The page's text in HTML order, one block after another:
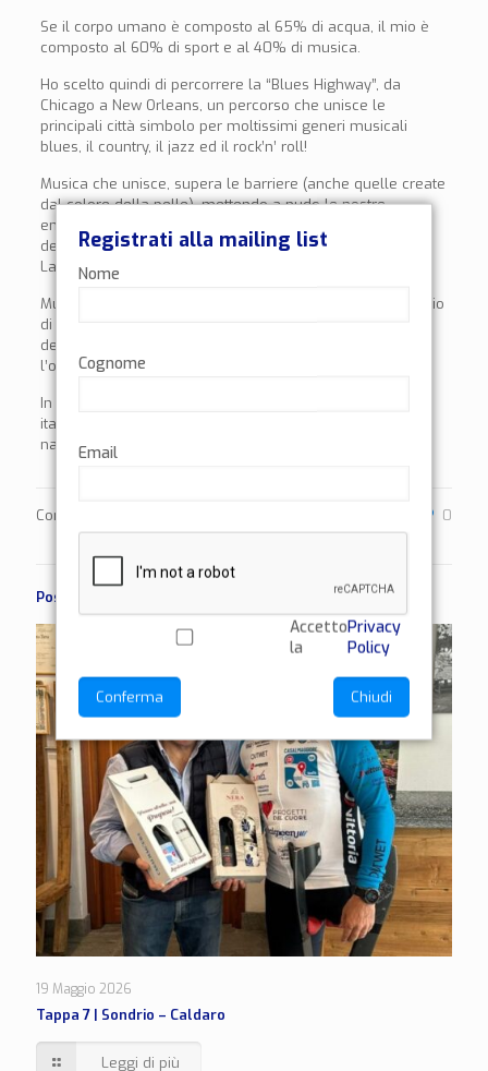
Se il corpo umano è composto al 65% di acqua, il mio è
composto al 60% di sport e al 40% di musica.
Ho scelto quindi di percorrere la “Blues Highway”, da
Chicago a New Orleans, un percorso che unisce le
principali città simbolo per moltissimi generi musicali
blues, il country, il jazz ed il rock’n’ roll!
Musica che unisce, supera le barriere (anche quelle create
dal colore della pelle), mettendo a nudo le nostre
emozioni più profonde e che ha unito le varie anime
dell’America: Anglosassoni, Immigrati, Afroamericani,
Latinos….
Musica che parla di tristezza, amore, solitudine e desiderio
di libertà, musica che rappresenta i volti più attraenti
dell’America: i suoi miti, il viaggio on the road,
l’opportunità!
In questo percorso voglio incontrare musicisti locali ed
italiani, come testimoni di quel rinnovamento musicale
nato e cresciuto lungo la Via che percorrerò.
Condividi 0
Post correlati
19 Maggio 2026
Tappa 7 | Sondrio – Caldaro
Leggi di più
Registrati alla mailing list
Nome
Cognome
Email
Accetto
la
Privacy
Policy
Conferma Chiudi